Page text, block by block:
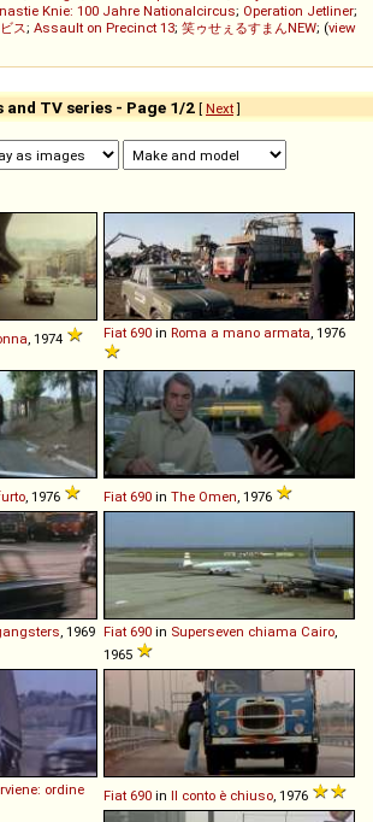
Knie: 100 Jahre Nationalcircus; Operation Jetliner;
ス; Assault on Precinct 13; 笑ゥせぇるすまんNEW; (view
and TV series - Page 1/2 [ Next]
, 1974 Fiat 690 in Roma a mano armata , 1976
, 1976 Fiat 690 in The Omen , 1976
, 1969 Fiat 690 in Superseven chiama Cairo
1965
ordine
Fiat 690 in Il conto è chiuso , 1976